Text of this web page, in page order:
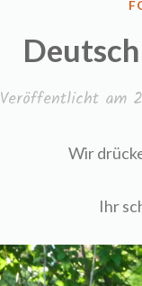
Veröffentlicht am
Wir
Ihr